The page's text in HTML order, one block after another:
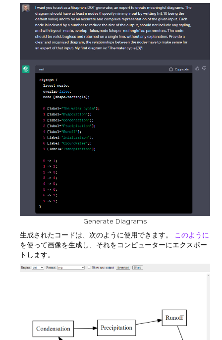
Generate Diagrams
生成されたコードは、次のように使用できます。
このように
を使って画像を生成し、それをコンピューターにエクスポー
トします。